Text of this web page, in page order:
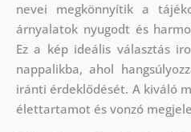
nevei megkönnyítik a
árnyalatok nyugodt és
Ez a kép ideális választás
nappalikba, ahol
iránti érdeklődését. A kiváló
élettartamot és vonzó